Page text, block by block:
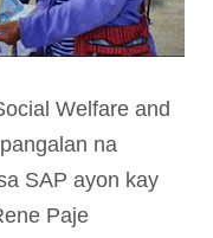
Welfare and
na
SAP ayon kay
Paje